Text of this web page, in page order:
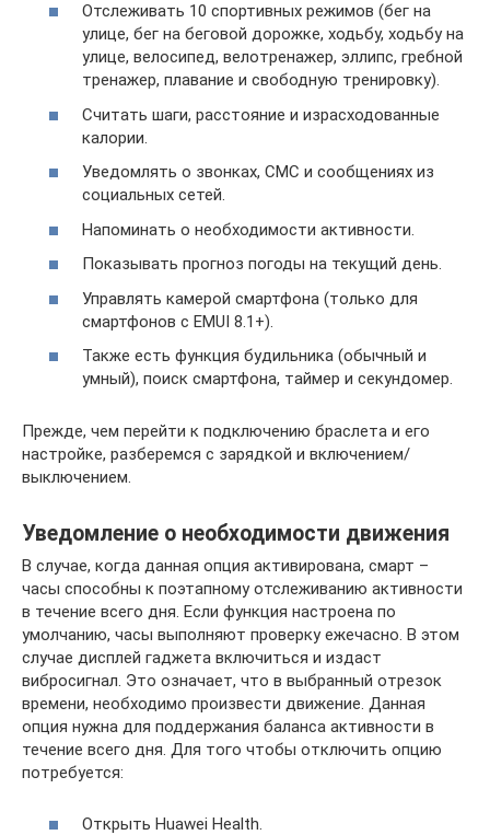
Отслеживать 10 спортивных режимов (бег на
улице, бег на беговой дорожке, ходьбу, ходьбу на
улице, велосипед, велотренажер, эллипс, гребной
тренажер, плавание и свободную тренировку).
Считать шаги, расстояние и израсходованные
калории.
Уведомлять о звонках, СМС и сообщениях из
социальных сетей.
Напоминать о необходимости активности.
Показывать прогноз погоды на текущий день.
Управлять камерой смартфона (только для
смартфонов с EMUI 8.1+).
Также есть функция будильника (обычный и
умный), поиск смартфона, таймер и секундомер.
Прежде, чем перейти к подключению браслета и его
настройке, разберемся с зарядкой и включением/
выключением.
Уведомление о необходимости движения
В случае, когда данная опция активирована, смарт –
часы способны к поэтапному отслеживанию активности
в течение всего дня. Если функция настроена по
умолчанию, часы выполняют проверку ежечасно. В этом
случае дисплей гаджета включиться и издаст
вибросигнал. Это означает, что в выбранный отрезок
времени, необходимо произвести движение. Данная
опция нужна для поддержания баланса активности в
течение всего дня. Для того чтобы отключить опцию
потребуется:
Открыть Huawei Health.